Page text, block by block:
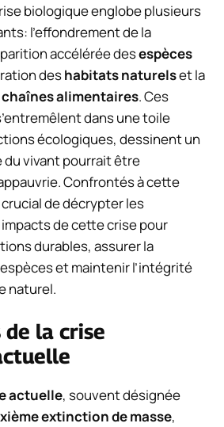
biologique englobe plusieurs
l’effondrement de la
accélérée desespèces
deshabitats naturelset la
chaînes alimentaires. Ces
dans une toile
écologiques, dessinent un
du vivant pourrait être
Confrontés à cette
de décrypter les
de cette crise pour
durables, assurer la
et maintenir l’intégrité
naturel.
de la crise
actuelle, souvent désignée
extinction de masse,